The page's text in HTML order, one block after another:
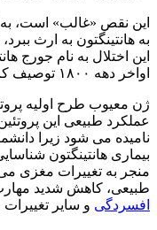
نقص «غالب» است، به این
به ارث ببرد، در
به نام جورج
کرد، نامگذاری شده است.
طرح اولیه پروتئینی
طبیعی این پروتئین
می شود زیرا
هانتینگتون شناسایی
به تغییرات مغزی می
کاهش شدید مهارت
و سایر تغییرات